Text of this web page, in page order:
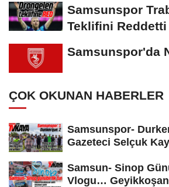
Samsunspor
Teklifini Reddetti
Samsunspor'da
ÇOK OKUNAN HABERLER
Samsunspor-
Gazeteci Selçuk
Samsun- Sinop
Vlogu…